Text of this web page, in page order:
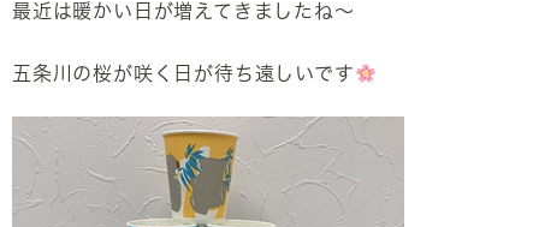
最近は暖かい日が増えてきましたね～
五条川の桜が咲く日が待ち遠しいです